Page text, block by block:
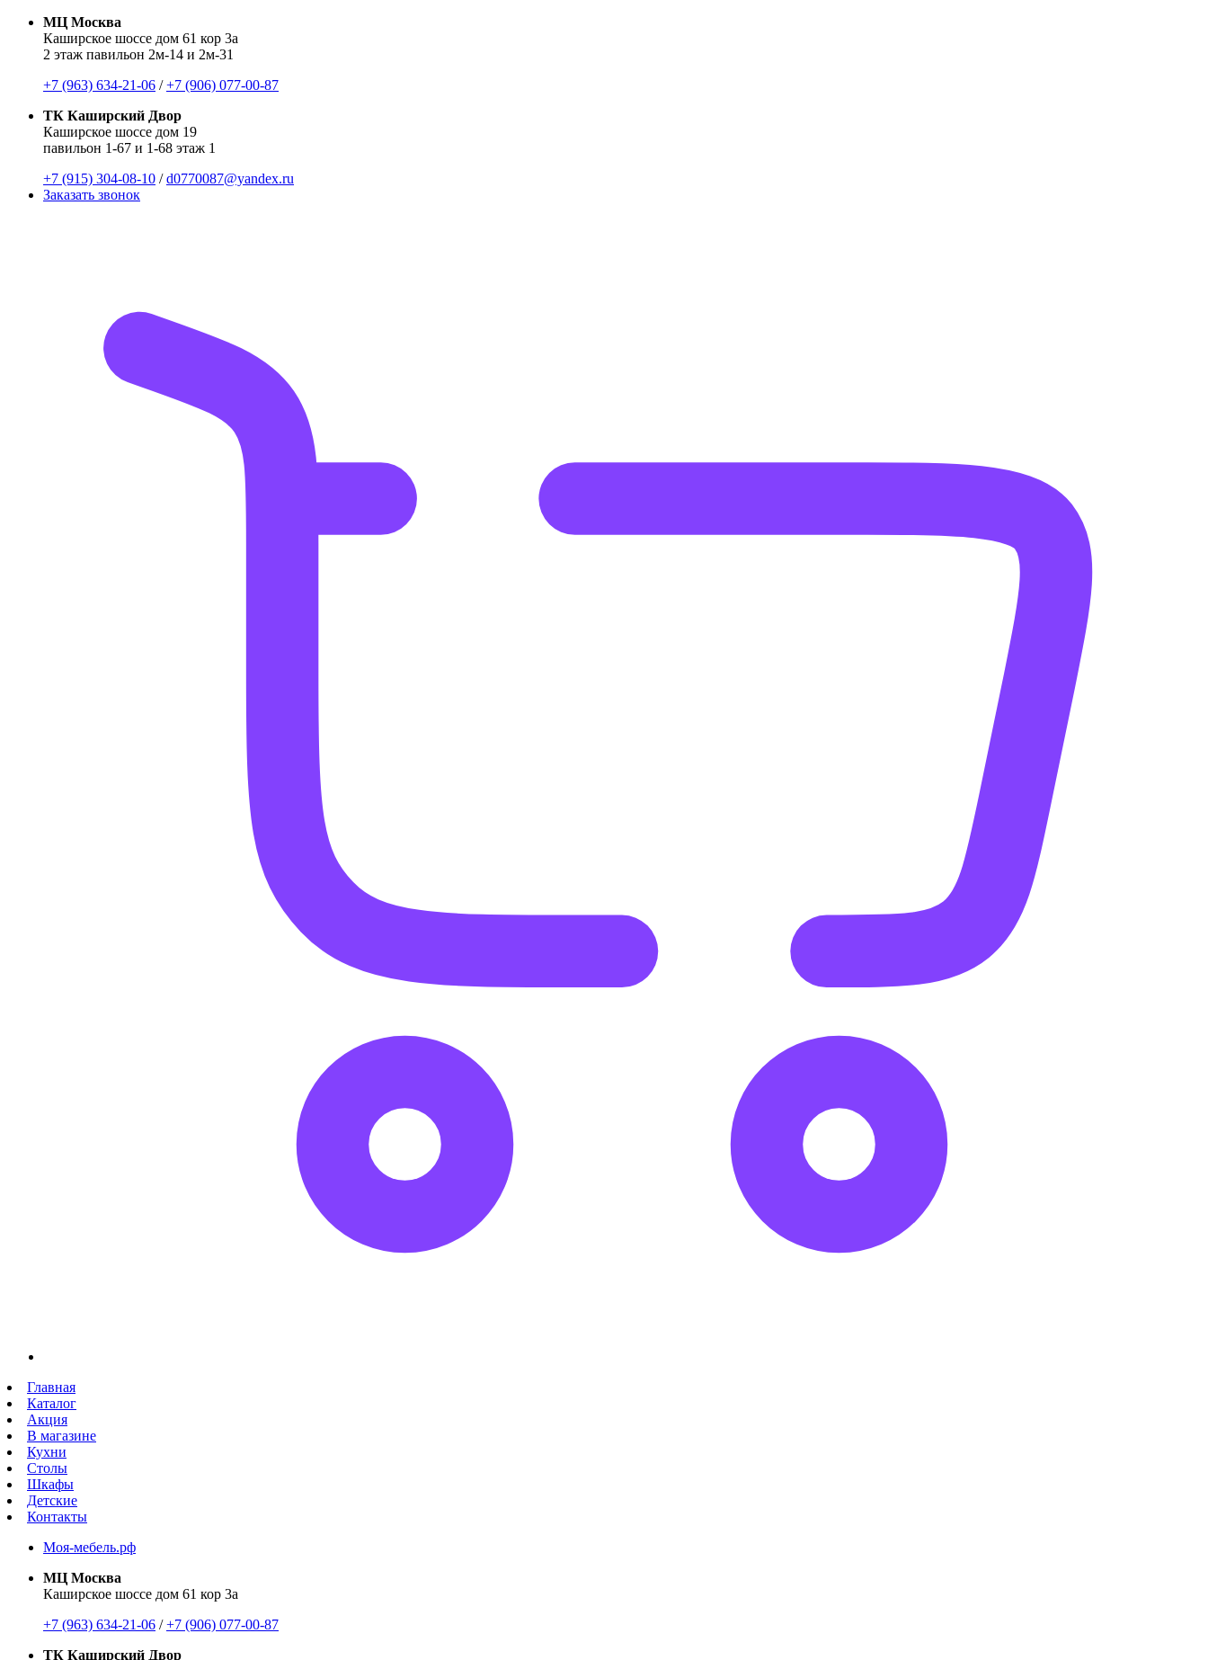
МЦ Москва
Каширское шоссе дом 61 кор 3а
2 этаж павильон 2м-14 и 2м-31
+7 (963) 634-21-06 /+7 (906) 077-00-87
ТК Каширский Двор
Каширское шоссе дом 19
павильон 1-67 и 1-68 этаж 1
+7 (915) 304-08-10 /d0770087@yandex.ru
Заказать звонок
Главная
Каталог
Акция
В магазине
Кухни
Столы
Шкафы
Детские
Контакты
Моя-мебель.рф
МЦ Москва
Каширское шоссе дом 61 кор 3а
+7 (963) 634-21-06 /+7 (906) 077-00-87
ТК Каширский Двор